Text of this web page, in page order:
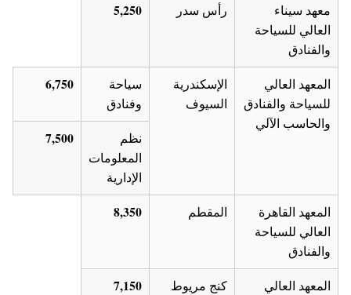
معهد سيناء
العالي للسياحة
والفنادق
رأس سدر 5,250
المعهد العالي
للسياحة والفنادق
والحاسب الآلي
الإسكندرية
السيوف
سياحة
وفنادق
6,750
نظم
المعلومات
الإدارية
7,500
المعهد القاهرة
العالي للسياحة
والفنادق
المقطم 8,350
المعهد العالي
كنج مريوط 7,150